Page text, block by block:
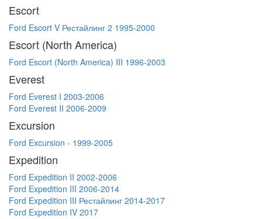
Escort
Ford Escort V Рестайлинг 2 1995-2000
Escort (North America)
Ford Escort (North America) III 1996-2003
Everest
Ford Everest I 2003-2006
Ford Everest II 2006-2009
Excursion
Ford Excursion - 1999-2005
Expedition
Ford Expedition II 2002-2006
Ford Expedition III 2006-2014
Ford Expedition III Рестайлинг 2014-2017
Ford Expedition IV 2017